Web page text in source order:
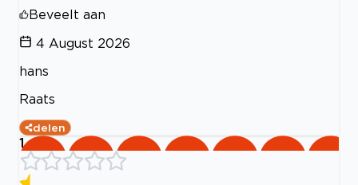
Beveelt aan
4 August 2026
hans
Raats
delen
1